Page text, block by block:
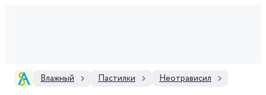
Влажный Пастилки Неотрависил